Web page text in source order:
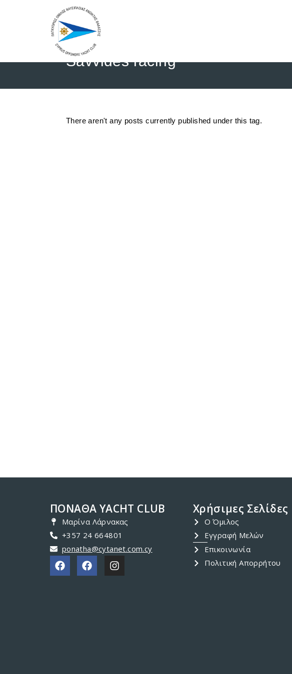
Savvides racing
There aren't any posts currently published under this tag.
ΠΟΝΑΘΑ YACHT CLUB
Μαρίνα Λάρνακας
+357 24 664801
ponatha@cytanet.com.cy
Χρήσιμες Σελίδες
Ο Όμιλος
Εγγραφή Μελών
Επικοινωνία
Πολιτική Απορρήτου